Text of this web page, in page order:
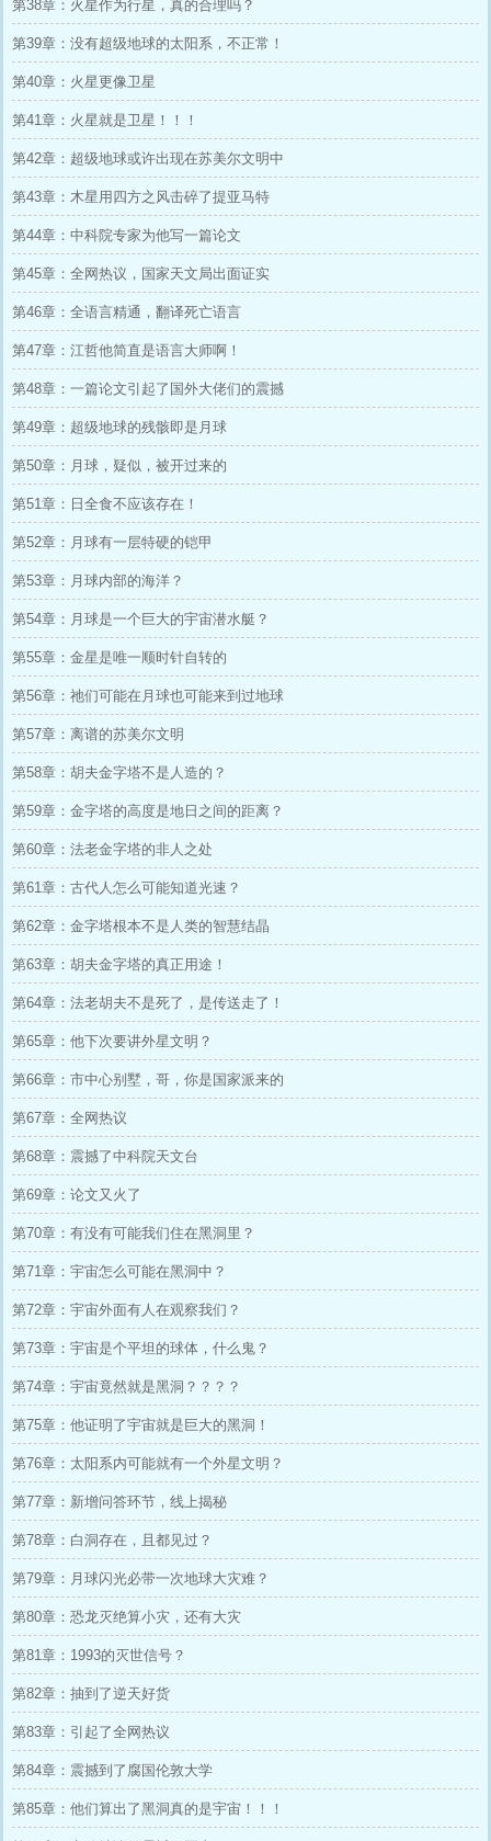
第38章：火星作为行星，真的合理吗？
第39章：没有超级地球的太阳系，不正常！
第40章：火星更像卫星
第41章：火星就是卫星！！！
第42章：超级地球或许出现在苏美尔文明中
第43章：木星用四方之风击碎了提亚马特
第44章：中科院专家为他写一篇论文
第45章：全网热议，国家天文局出面证实
第46章：全语言精通，翻译死亡语言
第47章：江哲他简直是语言大师啊！
第48章：一篇论文引起了国外大佬们的震撼
第49章：超级地球的残骸即是月球
第50章：月球，疑似，被开过来的
第51章：日全食不应该存在！
第52章：月球有一层特硬的铠甲
第53章：月球内部的海洋？
第54章：月球是一个巨大的宇宙潜水艇？
第55章：金星是唯一顺时针自转的
第56章：祂们可能在月球也可能来到过地球
第57章：离谱的苏美尔文明
第58章：胡夫金字塔不是人造的？
第59章：金字塔的高度是地日之间的距离？
第60章：法老金字塔的非人之处
第61章：古代人怎么可能知道光速？
第62章：金字塔根本不是人类的智慧结晶
第63章：胡夫金字塔的真正用途！
第64章：法老胡夫不是死了，是传送走了！
第65章：他下次要讲外星文明？
第66章：市中心别墅，哥，你是国家派来的
第67章：全网热议
第68章：震撼了中科院天文台
第69章：论文又火了
第70章：有没有可能我们住在黑洞里？
第71章：宇宙怎么可能在黑洞中？
第72章：宇宙外面有人在观察我们？
第73章：宇宙是个平坦的球体，什么鬼？
第74章：宇宙竟然就是黑洞？？？？
第75章：他证明了宇宙就是巨大的黑洞！
第76章：太阳系内可能就有一个外星文明？
第77章：新增问答环节，线上揭秘
第78章：白洞存在，且都见过？
第79章：月球闪光必带一次地球大灾难？
第80章：恐龙灭绝算小灾，还有大灾
第81章：1993的灭世信号？
第82章：抽到了逆天好货
第83章：引起了全网热议
第84章：震撼到了腐国伦敦大学
第85章：他们算出了黑洞真的是宇宙！！！